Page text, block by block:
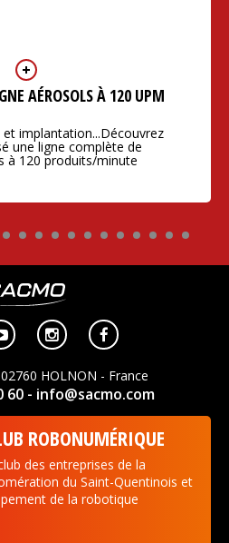
AÉROSOLS À 120 UPM
implantation...Découvrez
une ligne complète de
à 120 produits/minute
 
HOLNON - France
60 - info@sacmo.com
ROBONUMÉRIQUE
des entreprises de la
du Saint-Quentinois et
de la robotique